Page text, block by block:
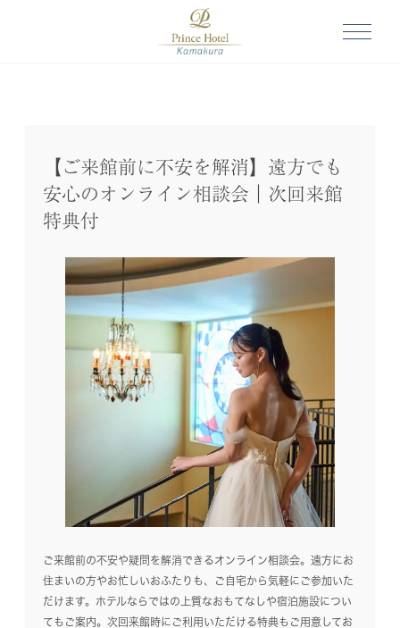
【ご来館前に不安を解消】遠方でも
安心のオンライン相談会｜次回来館
特典付
ご来館前の不安や疑問を解消できるオンライン相談会。遠方にお
住まいの方やお忙しいおふたりも、ご自宅から気軽にご参加いた
だけます。ホテルならではの上質なおもてなしや宿泊施設につい
てもご案内。次回来館時にご利用いただける特典もご用意してお